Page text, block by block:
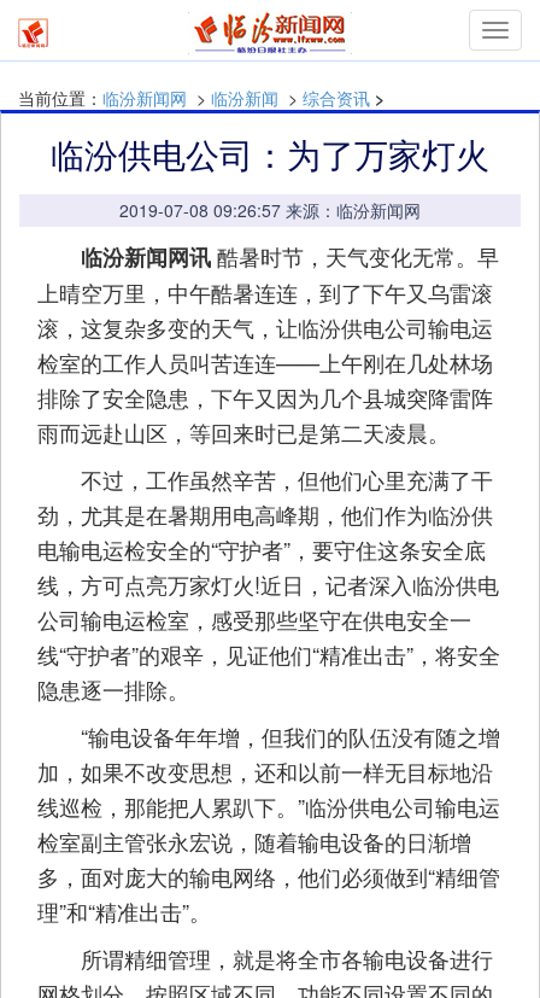
当前位置： 临汾新闻网 > 临汾新闻 > 综合资讯 >
临汾供电公司：为了万家灯火
2019-07-08 09:26:57 来源：临汾新闻网
临汾新闻网讯酷暑时节，天气变化无常。早
上晴空万里，中午酷暑连连，到了下午又乌雷滚
滚，这复杂多变的天气，让临汾供电公司输电运
检室的工作人员叫苦连连——上午刚在几处林场
排除了安全隐患，下午又因为几个县城突降雷阵
雨而远赴山区，等回来时已是第二天凌晨。
不过，工作虽然辛苦，但他们心里充满了干
劲，尤其是在暑期用电高峰期，他们作为临汾供
电输电运检安全的“守护者”，要守住这条安全底
线，方可点亮万家灯火!近日，记者深入临汾供电
公司输电运检室，感受那些坚守在供电安全一
线“守护者”的艰辛，见证他们“精准出击”，将安全
隐患逐一排除。
“输电设备年年增，但我们的队伍没有随之增
加，如果不改变思想，还和以前一样无目标地沿
线巡检，那能把人累趴下。”临汾供电公司输电运
检室副主管张永宏说，随着输电设备的日渐增
多，面对庞大的输电网络，他们必须做到“精细管
理”和“精准出击”。
所谓精细管理，就是将全市各输电设备进行